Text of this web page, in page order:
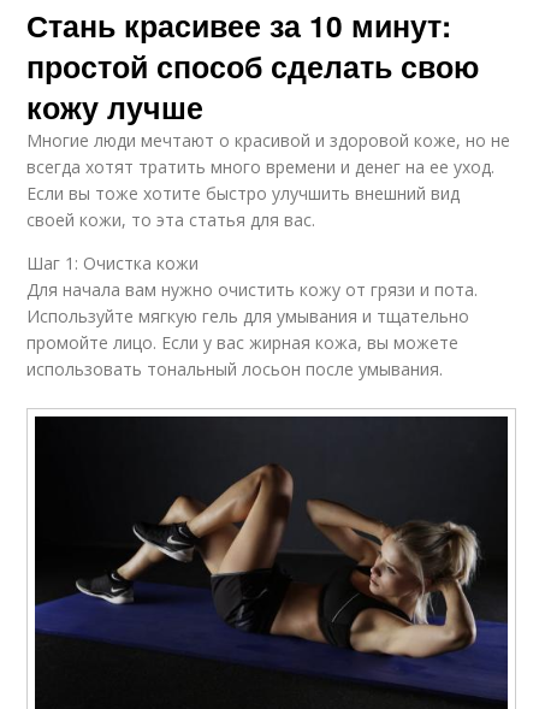
Стань красивее за 10 минут:
простой способ сделать свою
кожу лучше
Многие люди мечтают о красивой и здоровой коже, но не
всегда хотят тратить много времени и денег на ее уход.
Если вы тоже хотите быстро улучшить внешний вид
своей кожи, то эта статья для вас.
Шаг 1: Очистка кожи
Для начала вам нужно очистить кожу от грязи и пота.
Используйте мягкую гель для умывания и тщательно
промойте лицо. Если у вас жирная кожа, вы можете
использовать тональный лосьон после умывания.